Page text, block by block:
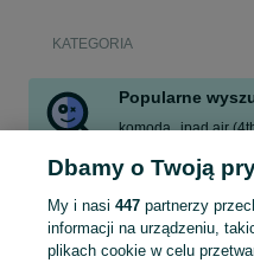
KATEGORIA
Popularne
komoda ipad air
laska drewniana
Dbamy o Twoją
My i nasi 447partnerzy
informacji na urządzeniu,
plikach cookie w celu